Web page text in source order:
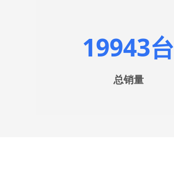
19943台
总销量